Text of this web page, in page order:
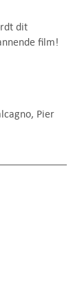
dit
film!
Pier